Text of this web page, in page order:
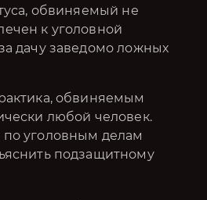
обвиняемый не
к уголовной
дачу заведомо ложных
обвиняемым
любой человек.
уголовным делам
подзащитному